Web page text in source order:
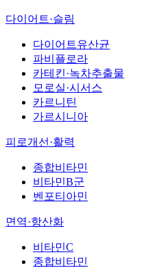
다이어트·슬림
다이어트유산균
파비플로라
카테킨·녹차추출물
모로실·시서스
카르니틴
가르시니아
피로개선·활력
종합비타민
비타민B군
벤포티아민
면역·항산화
비타민C
종합비타민